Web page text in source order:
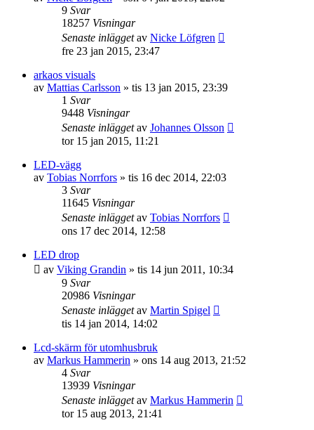
9 Svar
18257 Visningar
Senaste inläggetav Nicke Löfgren
fre 23 jan 2015, 23:47
arkaos visuals
av Mattias Carlsson » tis 13 jan 2015, 23:39
1 Svar
9448 Visningar
Senaste inläggetav Johannes Olsson
tor 15 jan 2015, 11:21
LED-vägg
av Tobias Norrfors » tis 16 dec 2014, 22:03
3 Svar
11645 Visningar
Senaste inläggetav Tobias Norrfors
ons 17 dec 2014, 12:58
LED drop
av Viking Grandin » tis 14 jun 2011, 10:34
9 Svar
20986 Visningar
Senaste inläggetav Martin Spigel
tis 14 jan 2014, 14:02
Lcd-skärm för utomhusbruk
av Markus Hammerin » ons 14 aug 2013, 21:52
4 Svar
13939 Visningar
Senaste inläggetav Markus Hammerin
tor 15 aug 2013, 21:41